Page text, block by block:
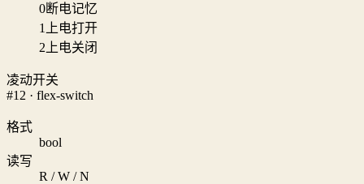
0断电记忆
1
上电打开
2 上电关闭
凌动开关
#12 · flex-switch
格式
bool
读写
R / W / N